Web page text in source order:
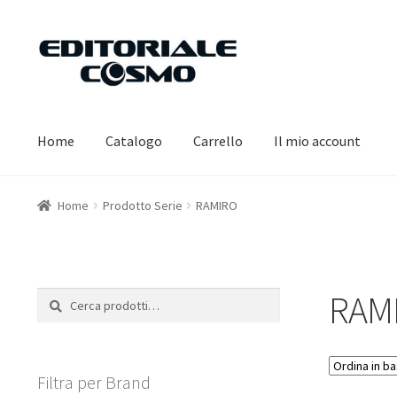
Vai
navigazione
Vai
Home Catalogo Carrello Il mio account
Home Prodotto Serie RAMIRO
Cerca:
Cerca
Filtra per Brand